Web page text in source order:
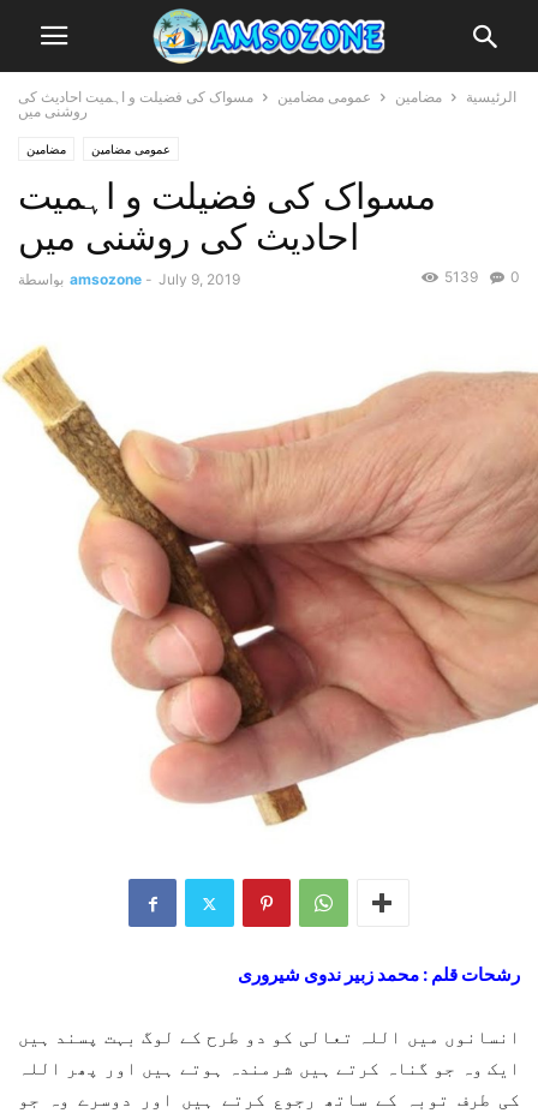
الرئيسية مضامین عمومی مضامین
مسواک کی فضیلت و اہمیت احادیث کی
روشنی میں
مضامین عمومی مضامین
مسواک کی فضیلت و اہمیت
احادیث کی روشنی میں
بواسطة amsozone - July 9, 2019 0
5139
رشحات قلم : محمد زبیر ندوی شیروری
انسانوں میں اللہ تعالی کو دو طرح کے لوگ بہت پسند ہیں
ایک وہ جو گناہ کرتے ہیں شرمندہ ہوتے ہیں اور پھر اللہ
کی طرف توبہ کے ساتھ رجوع کرتے ہیں اور دوسرے وہ جو